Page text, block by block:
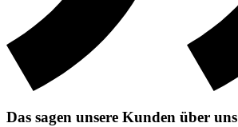
Das sagen unsere Kunden über uns